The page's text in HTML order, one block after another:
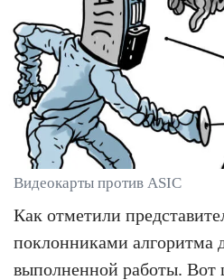
Видеокарты против ASIC
Как отметили
поклонниками алгоритма
выполненной работы. Вот